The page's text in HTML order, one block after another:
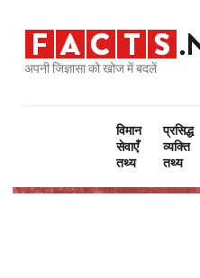
अपनी जिज्ञासा को खोज में बदलें
विमान
सेवाएँ
तथ्य
प्रसिद्ध
व्यक्ति
तथ्य